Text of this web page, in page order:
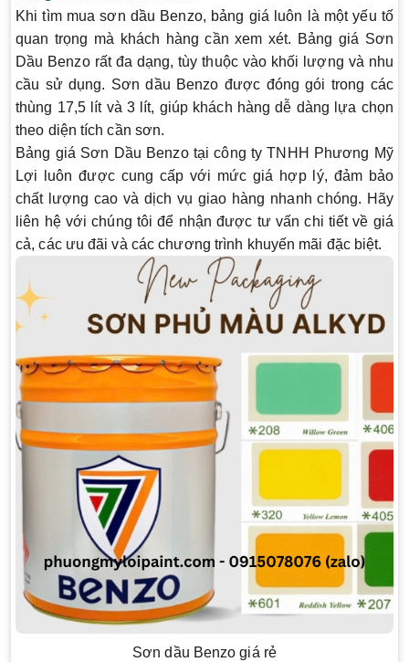
Khi tìm mua sơn dầu Benzo, bảng giá luôn là một yếu tố
quan trọng mà khách hàng cần xem xét. Bảng giá Sơn
Dầu Benzorất đa dạng, tùy thuộc vào khối lượng và nhu
cầu sử dụng. Sơn dầu Benzo được đóng gói trong các
thùng 17,5 lít và 3 lít, giúp khách hàng dễ dàng lựa chọn
theo diện tích cần sơn.
Bảng giá Sơn Dầu Benzotại công ty TNHH Phương Mỹ
Lợi luôn được cung cấp với mức giá hợp lý, đảm bảo
chất lượng cao và dịch vụ giao hàng nhanh chóng. Hãy
liên hệ với chúng tôi để nhận được tư vấn chi tiết về giá
cả, các ưu đãi và các chương trình khuyến mãi đặc biệt.
Sơn dầu Benzo giá rẻ